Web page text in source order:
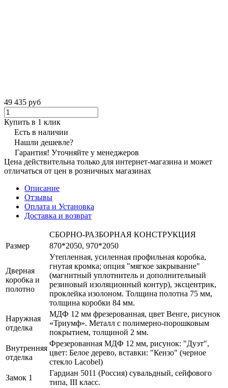
49 435 руб
Купить в 1 клик
Есть в наличии
Нашли дешевле?
Гарантия! Уточняйте у менеджеров
Цена действительна только для интернет-магазина и может
отличаться от цен в розничных магазинах
Описание
Отзывы
Оплата и Установка
Доставка и возврат
СБОРНО-РАЗБОРНАЯ КОНСТРУКЦИЯ
Размер
870*2050, 970*2050
Дверная
коробка и
полотно
Утепленная, усиленная профильная коробка,
гнутая кромка; опция "мягкое закрывание"
(магнитный уплотнитель и дополнительный
резиновый изоляционный контур), эксцентрик,
проклейка изолоном. Толщина полотна 75 мм,
толщина коробки 84 мм.
Наружная
отделка
МДФ 12 мм фрезерованная, цвет Венге, рисунок
«Триумф». Металл с полимерно-порошковым
покрытием, толщиной 2 мм.
Внутренняя
отделка
Фрезерованная МДФ 12 мм, рисунок: "Дуэт",
цвет: Белое дерево, вставки: "Кензо" (черное
стекло Lacobel)
Замок 1
Гардиан 5011 (Россия) сувальдный, сейфового
типа, III класс.